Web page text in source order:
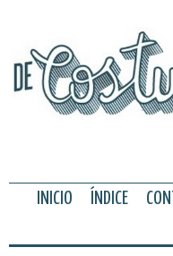
INICIO ÍNDICE